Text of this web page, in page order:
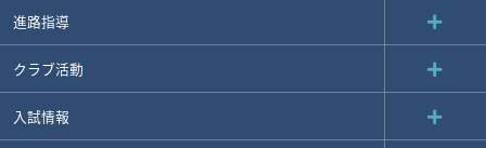
進路指導
クラブ活動
入試情報